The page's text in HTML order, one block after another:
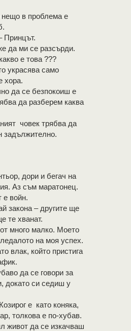
в проблема е
Принцът.
да ми се разсърди.
е това ???
украсява само
хора.
да се безпокоиш е
да разберем каква
човек трябва да
задължително.
дори и бегач на
Аз съм маратонец.
е войн.
закона – другите ще
те хванат.
много малко. Моето
на моя успех.
влак, който пристига
да се говори за
докато си седиш у
е като коняка,
толкова е по-хубав.
живот да се изкачваш